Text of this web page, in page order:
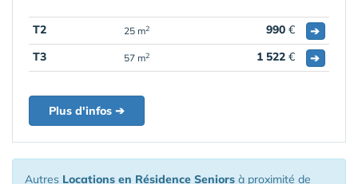
T2 25 m2 990 €
➔
T3
57 m2 1 522 € ➔
Plus d'infos ➔
Autres Locations en Résidence Seniors à proximité de